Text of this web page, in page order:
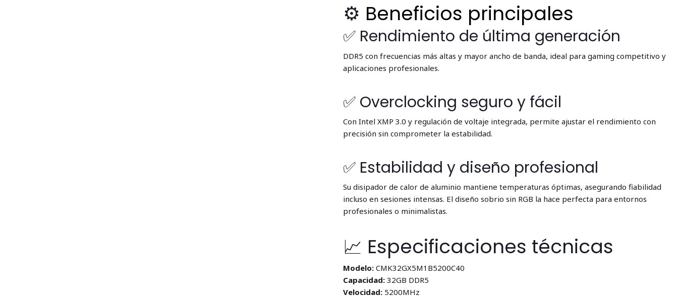
⚙️ Beneficios principales
✅ Rendimiento de última generación
DDR5 con frecuencias más altas y mayor ancho de banda, ideal para gaming competitivo y
aplicaciones profesionales.
✅ Overclocking seguro y fácil
Con Intel XMP 3.0 y regulación de voltaje integrada, permite ajustar el rendimiento con
precisión sin comprometer la estabilidad.
✅ Estabilidad y diseño profesional
Su disipador de calor de aluminio mantiene temperaturas óptimas, asegurando fiabilidad
incluso en sesiones intensas. El diseño sobrio sin RGB la hace perfecta para entornos
profesionales o minimalistas.
📈 Especificaciones técnicas
Modelo: CMK32GX5M1B5200C40
Capacidad: 32GB DDR5
Velocidad: 5200MHz